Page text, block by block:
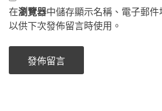
在瀏覽器中儲存顯示名稱、電子郵件
以供下次發佈留言時使用。